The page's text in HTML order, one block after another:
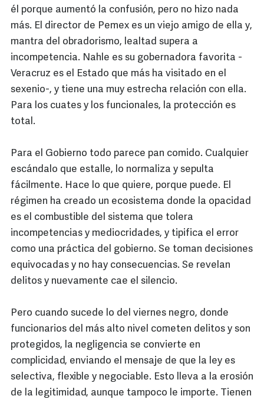
él porque aumentó la confusión, pero no hizo nada
más. El director de Pemex es un viejo amigo de ella y,
mantra del obradorismo, lealtad supera a
incompetencia. Nahle es su gobernadora favorita -
Veracruz es el Estado que más ha visitado en el
sexenio-, y tiene una muy estrecha relación con ella.
Para los cuates y los funcionales, la protección es
total.
Para el Gobierno todo parece pan comido. Cualquier
escándalo que estalle, lo normaliza y sepulta
fácilmente. Hace lo que quiere, porque puede. El
régimen ha creado un ecosistema donde la opacidad
es el combustible del sistema que tolera
incompetencias y mediocridades, y tipifica el error
como una práctica del gobierno. Se toman decisiones
equivocadas y no hay consecuencias. Se revelan
delitos y nuevamente cae el silencio.
Pero cuando sucede lo del viernes negro, donde
funcionarios del más alto nivel cometen delitos y son
protegidos, la negligencia se convierte en
complicidad, enviando el mensaje de que la ley es
selectiva, flexible y negociable. Esto lleva a la erosión
de la legitimidad, aunque tampoco le importe. Tienen